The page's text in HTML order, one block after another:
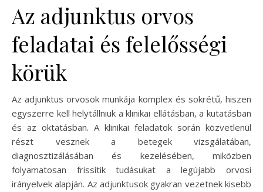
Az adjunktus orvos
feladatai és felelősségi
körük
Az adjunktus orvosok munkája komplex és sokrétű, hiszen
egyszerre kell helytállniuk a klinikai ellátásban, a kutatásban
és az oktatásban. A klinikai feladatok során közvetlenül
részt vesznek a betegek vizsgálatában,
diagnosztizálásában és kezelésében, miközben
folyamatosan frissítik tudásukat a legújabb orvosi
irányelvek alapján. Az adjunktusok gyakran vezetnek kisebb